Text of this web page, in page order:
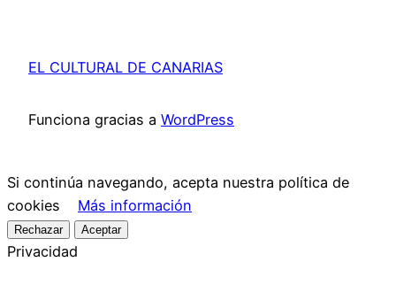
EL CULTURAL DE CANARIAS
Funciona gracias a WordPress
Si continúa navegando, acepta nuestra política de
cookies Más información
Rechazar Aceptar
Privacidad